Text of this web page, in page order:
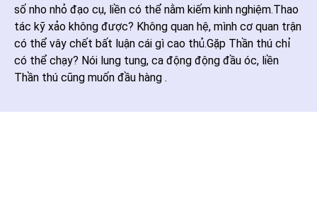
số nho nhỏ đạo cụ, liền có thể nằm kiếm kinh nghiệm.Thao
tác kỹ xảo không được? Không quan hệ, mình cơ quan trận
có thể vây chết bất luận cái gì cao thủ.Gặp Thần thú chỉ
có thể chạy? Nói lung tung, ca động động đầu óc, liền
Thần thú cũng muốn đầu hàng .